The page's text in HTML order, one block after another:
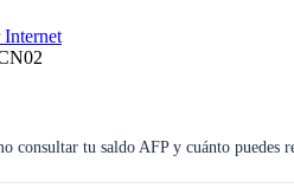
Internet
consultar tu saldo AFP y cuánto puedes